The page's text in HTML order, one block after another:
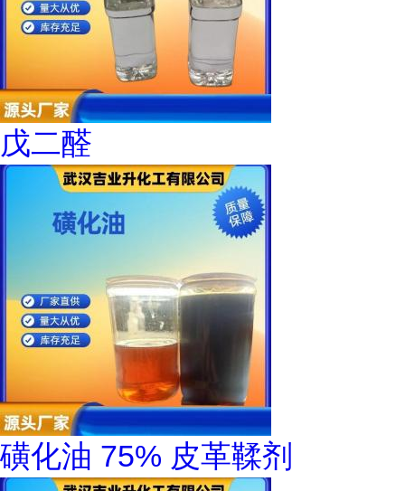
戊二醛
磺化油 75% 皮革鞣剂